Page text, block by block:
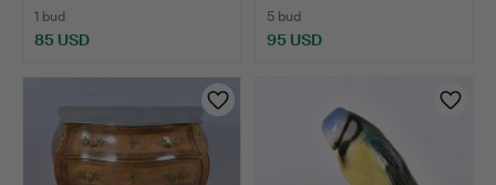
1 bud
85 USD
5 bud
95 USD